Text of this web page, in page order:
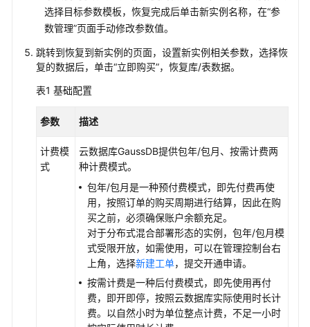
恢
复
案
通
备
文
GaussDB
选择目标参数模板，恢复完成后单击新实例名称，在“参
数管理”页面手动修改参数值。
跳转到恢复到新实例的页面，设置新实例相关参数，选择恢
复的数据后，单击“立即购买”，恢复库/表数据。
表1 基础配置
参数 描述
计费模
式
云数据库GaussDB提供包年/包月、按需计费两
种计费模式。
包年/包月是一种预付费模式，即先付费再使
用，按照订单的购买周期进行结算，因此在购
买之前，必须确保账户余额充足。
对于分布式混合部署形态的实例，包年/包月模
式受限开放，如需使用，可以在管理控制台右
上角，选择新建工单，提交开通申请。
按需计费是一种后付费模式，即先使用再付
费，即开即停，按照云数据库实际使用时长计
费。以自然小时为单位整点计费，不足一小时